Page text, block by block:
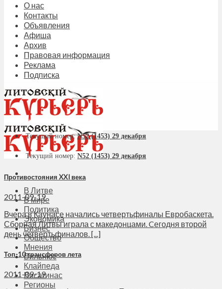
О нас
Контакты
Объявления
Афиша
Архив
Правовая информация
Реклама
Подписка
В Литве
В мире
Политика
Экономика
Бизнес
Общество
Мнения
Вильнюс
Клайпеда
Висагинас
Регионы
Текущий номер:N52 (1453) 29 декабря
Текущий номер: N52 (1453) 29 декабря
Противостояния XXI века
2011-09-19
Вчера в Каунасе начались четвертьфиналы Евробаскета.
Сборная Литвы играла с македонцами. Cегодня второй
день четвертьфиналов. [...]
Топ-10 трансферов лета
2011-09-19